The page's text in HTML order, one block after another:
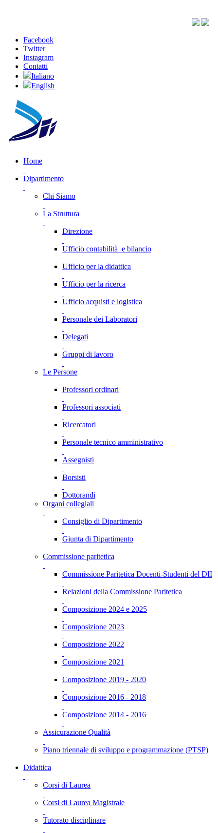
Facebook
Twitter
Instagram
Contatti
Italiano
English
Home
Dipartimento
Chi Siamo
La Struttura
Direzione
Ufficio contabilità e bilancio
Ufficio per la didattica
Ufficio per la ricerca
Ufficio acquisti e logistica
Personale dei Laboratori
Delegati
Gruppi di lavoro
Le Persone
Professori ordinari
Professori associati
Ricercatori
Personale tecnico amministrativo
Assegnisti
Borsisti
Dottorandi
Organi collegiali
Consiglio di Dipartimento
Giunta di Dipartimento
Commissione paritetica
Commissione Paritetica Docenti-Studenti del DII
Relazioni della Commissione Paritetica
Composizione 2024 e 2025
Composizione 2023
Composizione 2022
Composizione 2021
Composizione 2019 - 2020
Composizione 2016 - 2018
Composizione 2014 - 2016
Assicurazione Qualità
Piano triennale di sviluppo e programmazione (PTSP)
Didattica
Corsi di Laurea
Corsi di Laurea Magistrale
Tutorato disciplinare